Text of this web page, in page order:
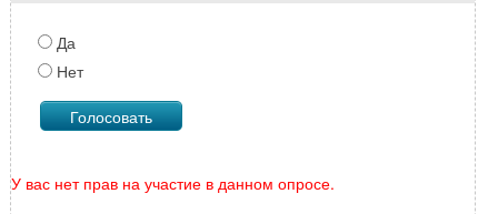
Да
Нет
У вас нет прав на участие в данном опросе.